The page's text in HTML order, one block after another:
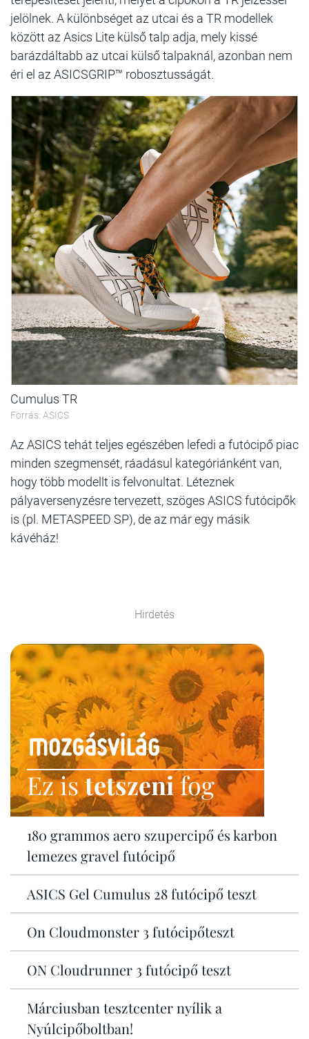
jelölnek. A különbséget az utcai és a TR modellek
között az Asics Lite külső talp adja, mely kissé
barázdáltabb az utcai külső talpaknál, azonban nem
éri el az ASICSGRIP™ robosztusságát.
Cumulus TR
Forrás: ASICS
Az ASICS tehát teljes egészében lefedi a futócipő piac
minden szegmensét, ráadásul kategóriánként van,
hogy több modellt is felvonultat. Léteznek
pályaversenyzésre tervezett, szöges ASICS futócipők
is (pl. METASPEED SP), de az már egy másik
kávéház!
Hirdetés
Ez istetszenifog
180 grammos aero szupercipő és karbon
lemezes gravel futócipő
ASICS Gel Cumulus 28 futócipő teszt
On Cloudmonster 3 futócipőteszt
ON Cloudrunner 3 futócipő teszt
Márciusban tesztcenter nyílik a
Nyúlcipőboltban!